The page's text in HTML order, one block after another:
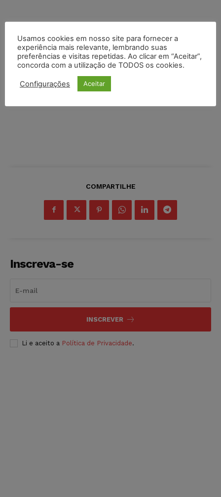
COMPARTILHE
Inscreva-se
INSCREVER
Li e aceito a Política de Privacidade.
Usamos cookies em nosso site para fornecer a
experiência mais relevante, lembrando suas
preferências e visitas repetidas. Ao clicar em “Aceitar”,
concorda com a utilização de TODOS os cookies.
Configurações Aceitar